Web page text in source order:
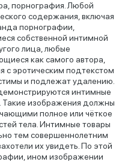
порнография. Любой
содержания, включая
порнографии,
собственной интимной
лица, любые
как самого автора,
с эротическим подтекстом
и подлежат удалению.
интимные
Такие изображения должны
полное или чёткое
тела. Интимные товары
тем совершеннолетним
их увидеть. По этой
ином изображении